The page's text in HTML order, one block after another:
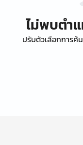
ไม่พบตำ
ปรับตัวเลือกการค้